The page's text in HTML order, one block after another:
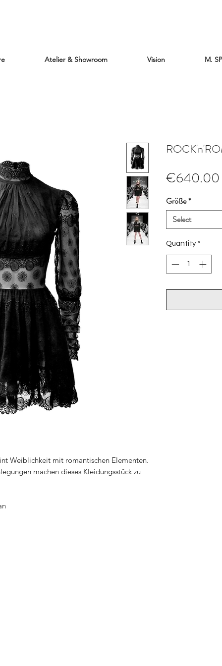
Atelier & Showroom Vision M.
Weiblichkeit mit romantischen Elementen.
machen dieses Kleidungsstück zu
€640.00
Größe*
Select
Quantity *